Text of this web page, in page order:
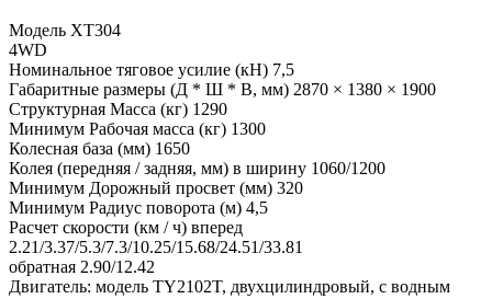
Модель XT304
4WD
Номинальное тяговое усилие (кН) 7,5
Габаритные размеры (Д * Ш * В, мм) 2870 × 1380 × 1900
Структурная Масса (кг) 1290
Минимум Рабочая масса (кг) 1300
Колесная база (мм) 1650
Колея (передняя / задняя, мм) в ширину 1060/1200
Минимум Дорожный просвет (мм) 320
Минимум Радиус поворота (м) 4,5
Расчет скорости (км / ч) вперед
2.21/3.37/5.3/7.3/10.25/15.68/24.51/33.81
обратная 2.90/12.42
Двигатель: модель TY2102T, двухцилиндровый, с водным